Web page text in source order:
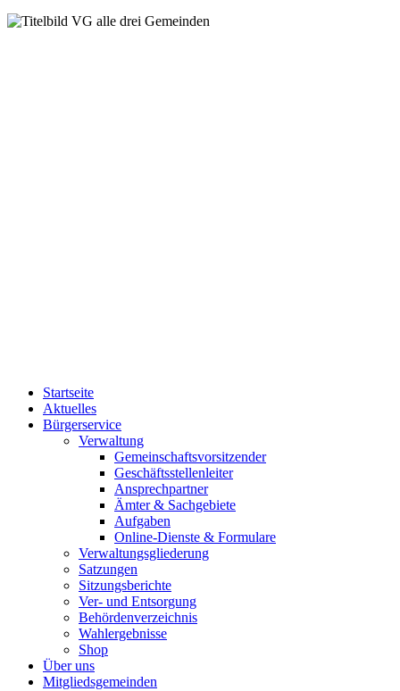
Startseite
Aktuelles
Bürgerservice
Verwaltung
Gemeinschaftsvorsitzender
Geschäftsstellenleiter
Ansprechpartner
Ämter & Sachgebiete
Aufgaben
Online-Dienste & Formulare
Verwaltungsgliederung
Satzungen
Sitzungsberichte
Ver- und Entsorgung
Behördenverzeichnis
Wahlergebnisse
Shop
Über uns
Mitgliedsgemeinden